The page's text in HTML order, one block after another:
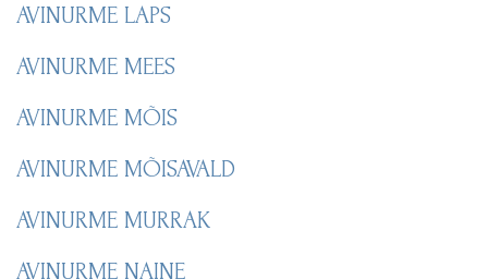
AVINURME LAPS
AVINURME MEES
AVINURME MÕIS
AVINURME MÕISAVALD
AVINURME MURRAK
AVINURME NAINE